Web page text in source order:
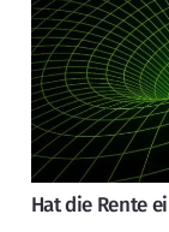
Hat die Rente